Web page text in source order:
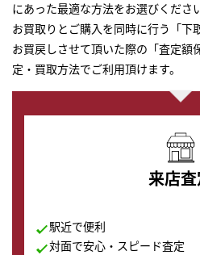
にあった最適な方法をお選びください
お買取りとご購入を同時に行う「下
お買戻しさせて頂いた際の「査定額
定・買取方法でご利用頂けます。
来店
駅近で便利
対面で安心・スピード査定